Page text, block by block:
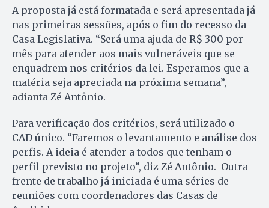
A proposta já está formatada e será apresentada já
nas primeiras sessões, após o fim do recesso da
Casa Legislativa. “Será uma ajuda de R$ 300 por
mês para atender aos mais vulneráveis que se
enquadrem nos critérios da lei. Esperamos que a
matéria seja apreciada na próxima semana”,
adianta Zé Antônio.
Para verificação dos critérios, será utilizado o
CAD único. “Faremos o levantamento e análise dos
perfis. A ideia é atender a todos que tenham o
perfil previsto no projeto”, diz Zé Antônio. Outra
frente de trabalho já iniciada é uma séries de
reuniões com coordenadores das Casas de